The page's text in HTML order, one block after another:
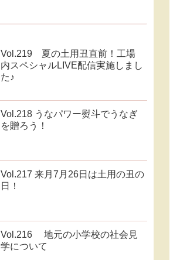
Vol.219 夏の土用丑直前！工場
内スペシャルLIVE配信実施しまし
た♪
Vol.218 うなパワー熨斗でうなぎ
を贈ろう！
Vol.217 来月7月26日は土用の丑の
日！
Vol.216 地元の小学校の社会見
学について